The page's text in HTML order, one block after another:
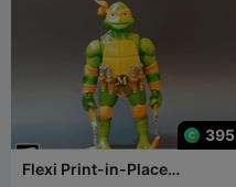
395
Flexi Print-in-Place